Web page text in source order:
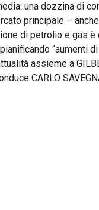
una dozzina di
principale –
di petrolio e gas è
“aumenti di
assieme a
CARLO